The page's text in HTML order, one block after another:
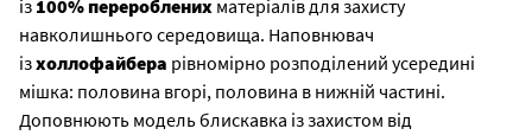
із 100% перероблених матеріалів для захисту
навколишнього середовища. Наповнювач
ізхоллофайбера рівномірно розподілений усередині
мішка: половина вгорі, половина в нижній частині.
Доповнюють модель блискавка із захистом від